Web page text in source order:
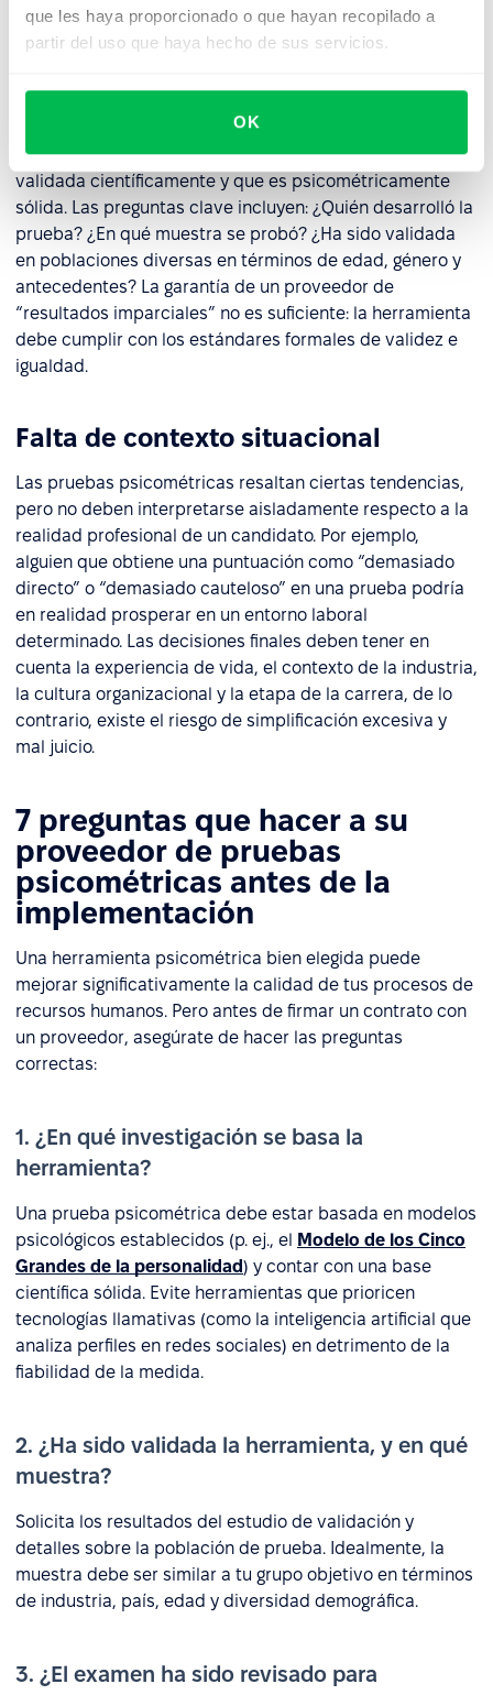
que les haya proporcionado o que hayan recopilado a
partir del uso que haya hecho de sus servicios.
OK
Falta de datos de validación y
prueba
Antes de introducir cualquier prueba en tus procesos de
recursos humanos, es fundamental confirmar que ha sido
validada científicamente y que es psicométricamente
sólida. Las preguntas clave incluyen: ¿Quién desarrolló la
prueba? ¿En qué muestra se probó? ¿Ha sido validada
en poblaciones diversas en términos de edad, género y
antecedentes? La garantía de un proveedor de
“resultados imparciales” no es suficiente: la herramienta
debe cumplir con los estándares formales de validez e
igualdad.
Falta de contexto situacional
Las pruebas psicométricas resaltan ciertas tendencias,
pero no deben interpretarse aisladamente respecto a la
realidad profesional de un candidato. Por ejemplo,
alguien que obtiene una puntuación como “demasiado
directo” o “demasiado cauteloso” en una prueba podría
en realidad prosperar en un entorno laboral
determinado. Las decisiones finales deben tener en
cuenta la experiencia de vida, el contexto de la industria,
la cultura organizacional y la etapa de la carrera, de lo
contrario, existe el riesgo de simplificación excesiva y
mal juicio.
7 preguntas que hacer a su
proveedor de pruebas
psicométricas antes de la
implementación
Una herramienta psicométrica bien elegida puede
mejorar significativamente la calidad de tus procesos de
recursos humanos. Pero antes de firmar un contrato con
un proveedor, asegúrate de hacer las preguntas
correctas:
1. ¿En qué investigación se basa la
herramienta?
Una prueba psicométrica debe estar basada en modelos
psicológicos establecidos (p. ej., el Modelo de los Cinco
Grandes de la personalidad) y contar con una base
científica sólida. Evite herramientas que prioricen
tecnologías llamativas (como la inteligencia artificial que
analiza perfiles en redes sociales) en detrimento de la
fiabilidad de la medida.
2. ¿Ha sido validada la herramienta, y en qué
muestra?
Solicita los resultados del estudio de validación y
detalles sobre la población de prueba. Idealmente, la
muestra debe ser similar a tu grupo objetivo en términos
de industria, país, edad y diversidad demográfica.
3. ¿El examen ha sido revisado para